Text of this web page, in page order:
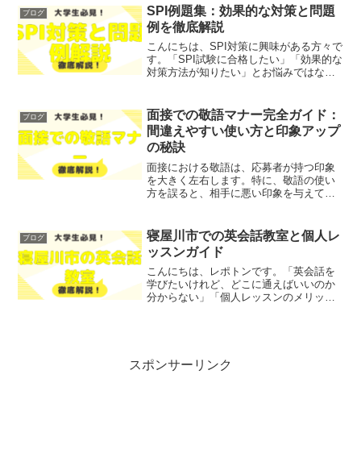
モンセンターのエントリーシートと採用
情報について、徹底解説し...
ブログ
SPI例題集：効果的な対策と問題
例を徹底解説
こんにちは、SPI対策に興味がある方々で
す。「SPI試験に合格したい」「効果的な
対策方法が知りたい」とお悩みではない
て、わかりやすく解説します！レポトン
この記事は次...
ブログ
面接での敬語マナー完全ガイド：
間違えやすい使い方と印象アップ
の秘訣
面接における敬語は、応募者が持つ印象
を大きく左右します。特に、敬語の使い
方を誤ると、相手に悪い印象を与えてし
を与えたい」とお悩みではないでしょう
か？そこで今回は、面接で...
ブログ
寝屋川市での英会話教室と個人レ
ッスンガイド
こんにちは、レポトンです。「英会話を
学びたいけれど、どこに通えばいいのか
分からない」「個人レッスンのメリット
スポンサーリンク